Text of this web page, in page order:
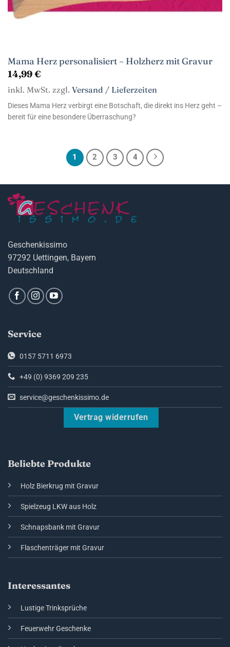
Mama Herz personalisiert – Holzherz mit Gravur
14,99€
inkl. MwSt. zzgl. Versand / Lieferzeiten
Dieses Mama Herz verbirgt eine Botschaft, die direkt ins Herz geht –
bereit für eine besondere Überraschung?
1 2 3 4
Geschenkissimo
97292 Uettingen, Bayern
Deutschland
Service
0157 5711 6973
+49 (0) 9369 209 235
service@geschenkissimo.de
Vertrag widerrufen
Beliebte Produkte
Holz Bierkrug mit Gravur
Spielzeug LKW aus Holz
Schnapsbank mit Gravur
Flaschenträger mit Gravur
Interessantes
Lustige Trinksprüche
Feuerwehr Geschenke